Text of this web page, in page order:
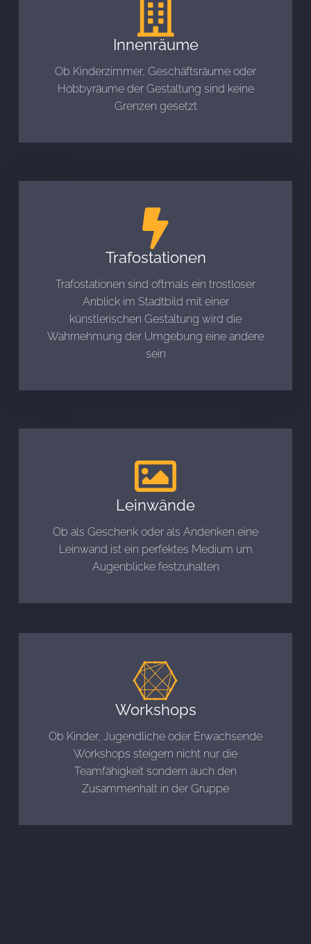
Innenräume
Ob Kinderzimmer, Geschäftsräume oder
Hobbyräume der Gestaltung sind keine
Grenzen gesetzt
Trafostationen
Trafostationen sind oftmals ein trostloser
Anblick im Stadtbild mit einer
künstlerischen Gestaltung wird die
Wahrnehmung der Umgebung eine andere
sein
Leinwände
Ob als Geschenk oder als Andenken eine
Leinwand ist ein perfektes Medium um
Augenblicke festzuhalten
Workshops
Ob Kinder, Jugendliche oder Erwachsende
Workshops steigern nicht nur die
Teamfähigkeit sondern auch den
Zusammenhalt in der Gruppe